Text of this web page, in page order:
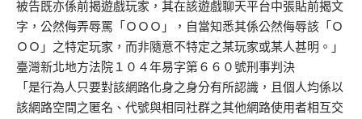
被告既亦係前揭遊戲玩家，其在該遊戲聊天平台中張貼前揭文
字，公然侮弄辱罵「ＯＯＯ」，自當知悉其係公然侮辱該「Ｏ
ＯＯ」之特定玩家，而非隨意不特定之某玩家或某人甚明。」
臺灣新北地方法院１０４年易字第６６０號刑事判決
「是行為人只要對該網路化身之身分有所認識，且個人均係以
該網路空間之匿名、代號與相同社群之其他網路使用者相互交